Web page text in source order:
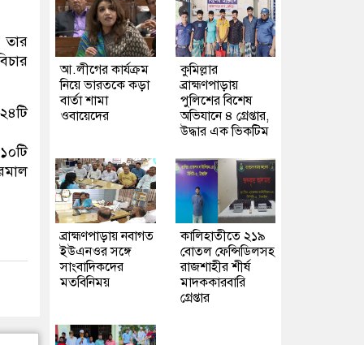
তার
আ.লীগের কার্যক্রম
নিয়ে ভারতকে কড়া
বার্তা শামা
ওবায়েদের
কুমিল্লার
ব্রাহ্মণপাড়ায়
পুলিশের বিশেষ
অভিযানে ৪ গ্রেপ্তার,
উদ্ধার এক ভিকটিম
ব্রাহ্মণপাড়ায় নবাগত
ইউএনওর সঙ্গে
সাংবাদিকদের
মতবিনিময়
কালিহাতীতে ২১৯
বোতল ফেন্সিডিলসহ
রাজশাহীর শীর্ষ
মাদককারবারি
গ্রেপ্তার